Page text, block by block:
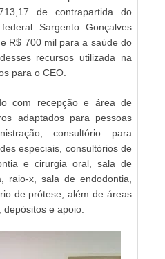
de contrapartida do
Sargento Gonçalves
R$ 700 mil para a saúde do
recursos utilizada na
para o CEO.
com recepção e área de
adaptados para pessoas
consultório para
especiais, consultórios de
e cirurgia oral, sala de
raio-x, sala de endodontia,
de prótese, além de áreas
e apoio.